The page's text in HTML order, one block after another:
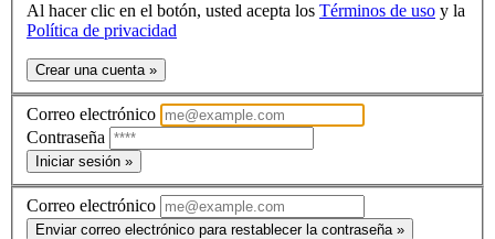
Al hacer clic en el botón, usted acepta los Términos de uso y la
Política de privacidad
Crear una cuenta »
Correo electrónico
Contraseña
Iniciar sesión »
Correo electrónico
Enviar correo electrónico para restablecer la contraseña »